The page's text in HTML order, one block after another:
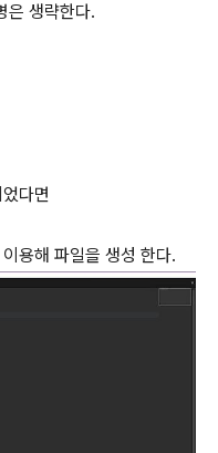
은 생략한다.
다면
용해 파일을 생성 한다.